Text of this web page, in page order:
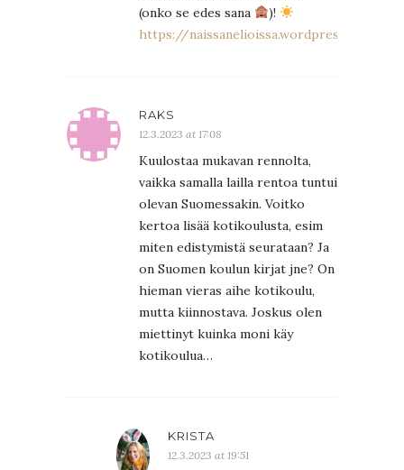
(onko se edes sana
)!
https://naissanelioissa.wordpress.com/
RAKS
12.3.2023 at 17:08
Kuulostaa mukavan rennolta,
vaikka samalla lailla rentoa tuntui
olevan Suomessakin. Voitko
kertoa lisää kotikoulusta, esim
miten edistymistä seurataan? Ja
on Suomen koulun kirjat jne? On
hieman vieras aihe kotikoulu,
mutta kiinnostava. Joskus olen
miettinyt kuinka moni käy
kotikoulua…
KRISTA
12.3.2023 at 19:51